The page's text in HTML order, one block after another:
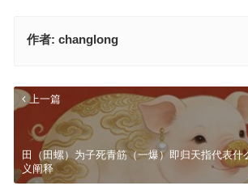
作者: changlong
上一篇
田（田螺）为子死青筋（一爆）即归天指代表什
义阐释